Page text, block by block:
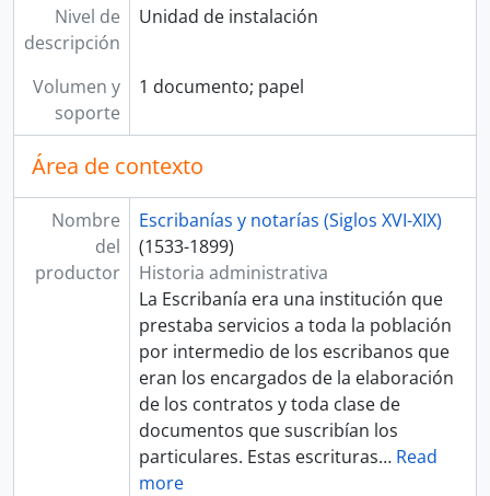
[Serie] MANUEL, Juan y MANUEL, Francisco
[Serie] MARTÍNEZ, Gabriel
[Serie] MORALES, Francisco
[Serie] MORALES, Juan de, MONTALBO, Pedro de, y otros
[Serie] MOSCOSO, Ambrosio de
[Serie] NÚÑEZ DE LA VEGA, Sebastián
[Serie] PÉREZ, Esteban y GASCÓN, Bartolomé
[Serie] PÉREZ, Esteban
[Serie] PÉREZ, Esteban, GONZÁLES, Diego, GONZÁLES CONTRERAS, Pedro
[Serie] QUIÑONES, Bartolomé de
[Sección] SIGLO XVII
[Sección] SIGLO XVIII
[Sección] SIGLO XIX
[Fondo] PROTOCOLOS NOTARIALES DE ICA
[Agrupación documental] COLECCIONES
Nivel de
descripción
Unidad de instalación
Volumen y
soporte
1 documento; papel
Área de contexto
Nombre
del
productor
Escribanías y notarías (Siglos XVI-XIX)
(1533-1899)
Historia administrativa
La Escribanía era una institución que
prestaba servicios a toda la población
por intermedio de los escribanos que
eran los encargados de la elaboración
de los contratos y toda clase de
documentos que suscribían los
particulares. Estas escrituras… Read
more